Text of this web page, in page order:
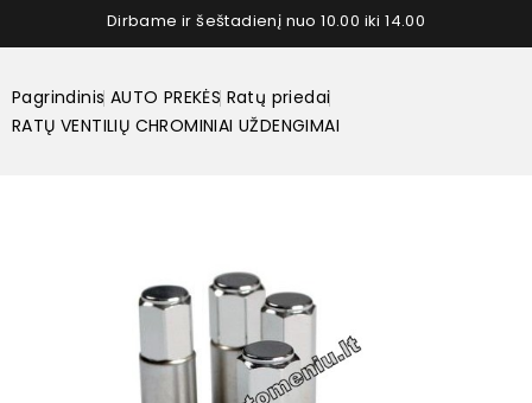
Dirbame ir šeštadienį nuo 10.00 iki 14.00
Pagrindinis AUTO PREKĖS Ratų priedai
RATŲ VENTILIŲ CHROMINIAI UŽDENGIMAI